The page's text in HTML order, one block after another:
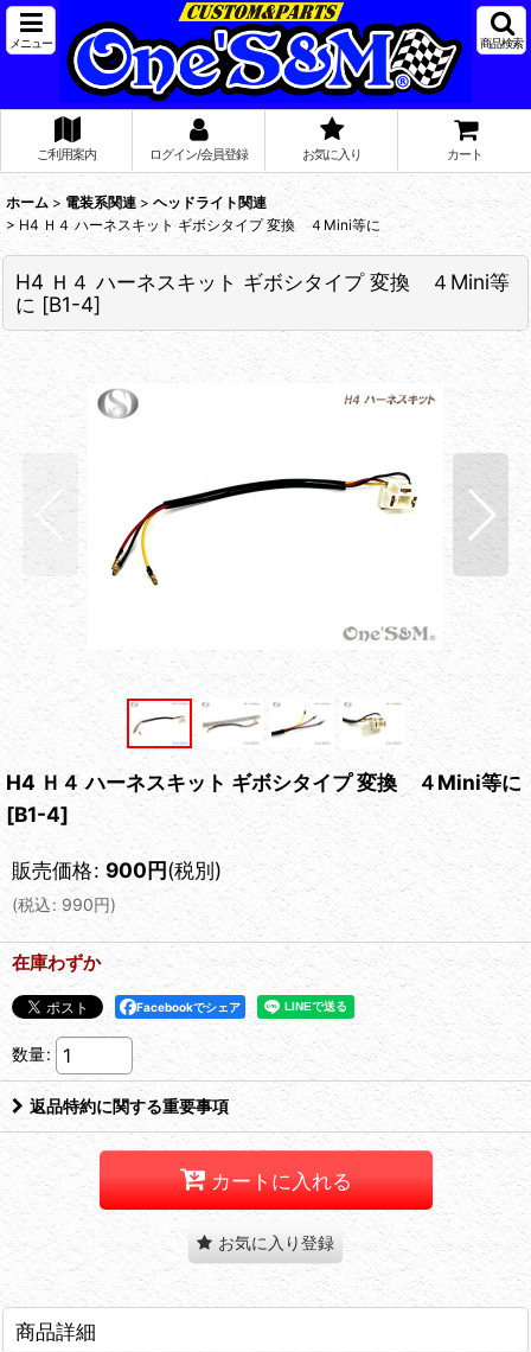
メニュー 商品検索
ご利用案内 ログイン/会員登録 お気に入り カート
ホーム > 電装系関連 > ヘッドライト関連
> H4 Ｈ４ ハーネスキット ギボシタイプ 変換 ４Mini等に
H4 Ｈ４ ハーネスキット ギボシタイプ 変換 ４Mini等
に [B1-4]
H4 Ｈ４ ハーネスキット ギボシタイプ 変換 ４Mini等に
[B1-4]
販売価格: 900円(税別)
(税込: 990円)
在庫わずか
Facebookでシェア
数量:
返品特約に関する重要事項
カートに入れる
お気に入り登録
商品詳細